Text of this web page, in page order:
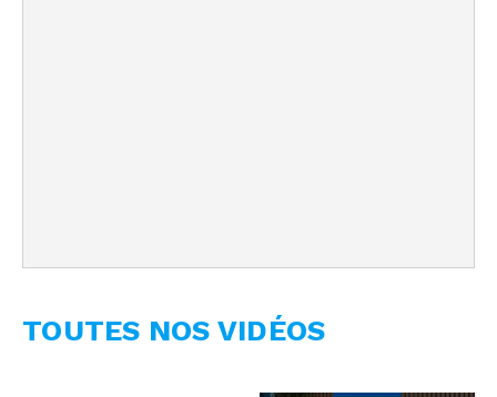
TOUTES NOS VIDÉOS